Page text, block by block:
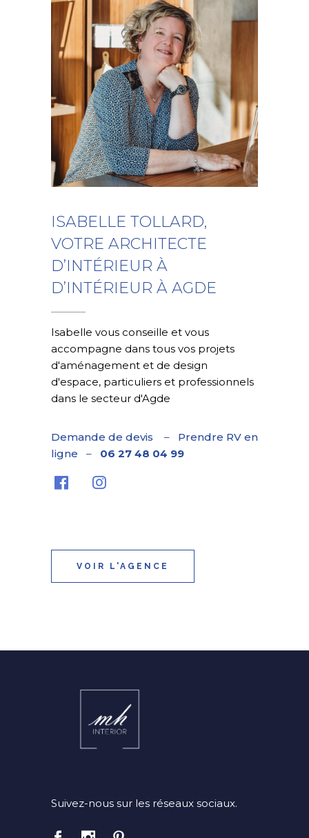
ISABELLE TOLLARD,
VOTRE ARCHITECTE
D’INTÉRIEUR À
D’INTÉRIEUR À AGDE
Isabelle vous conseille et vous
accompagne dans tous vos projets
d'aménagement et de design
d'espace, particuliers et professionnels
dans le secteur d'Agde
Demande de devis – Prendre RV en
ligne – 06 27 48 04 99
VOIR L'AGENCE
Suivez-nous sur les réseaux sociaux.